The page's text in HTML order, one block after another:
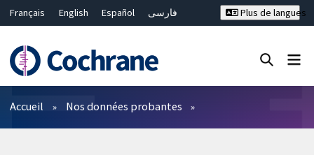
Français English Español
فارسی
Bahasa Malaysia
ไทย
繁體中文
简体中文
Plus de langues
Filtres
Accueil Nos données probantes